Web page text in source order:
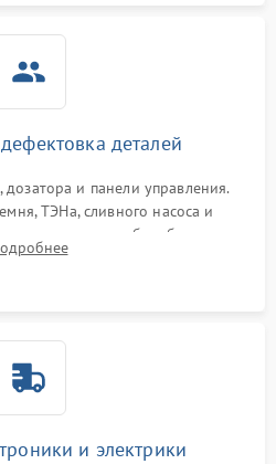
деталей
дозатора и панели управления.
ТЭНа, сливного насоса и
подшипников барабана и
а манжеты люка на разрывы.
и электрики